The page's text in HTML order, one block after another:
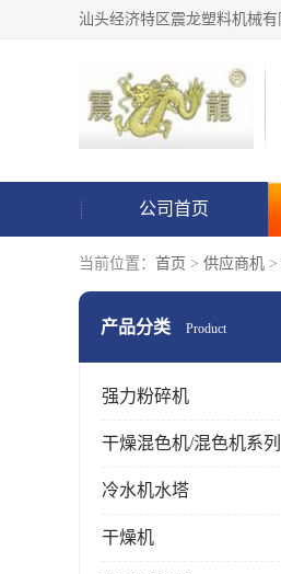
公司首页
当前位置： 首页 > 供应商机 >
产品分类 Product
强力粉碎机
干燥混色机/混色机系列
冷水机水塔
干燥机